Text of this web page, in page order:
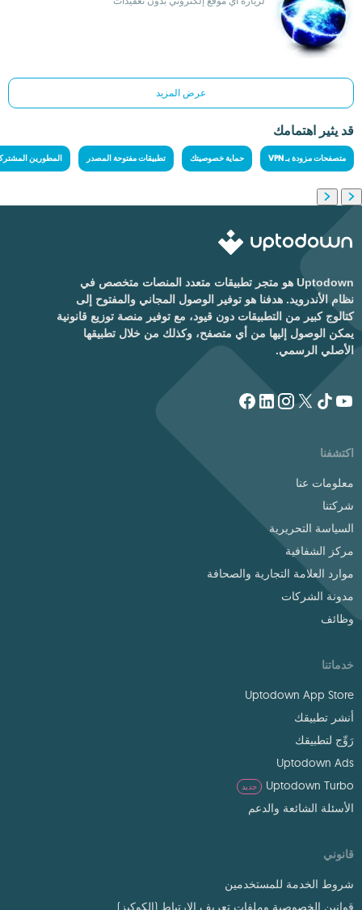
عرض المزيد
قد يثير اهتمامك
متصفحات مزودة بـ VPN حماية خصوصيتك تطبيقات مفتوحة المصدر المطورين
Uptodown هو متجر تطبيقات متعدد المنصات متخصص في
نظام الأندرويد. هدفنا هو توفير الوصول المجاني والمفتوح إلى
كتالوج كبير من التطبيقات دون قيود، مع توفير منصة توزيع قانونية
يمكن الوصول إليها من أي متصفح، وكذلك من خلال تطبيقها
الأصلي الرسمي.
اكتشفنا
معلومات عنا
شركتنا
السياسة التحريرية
مركز الشفافية
موارد العلامة التجارية والصحافة
مدونة الشركات
وظائف
خدماتنا
Uptodown App Store
أنشر تطبيقك
رَوِّج لتطبيقك
Uptodown Ads
Uptodown Turbo
جديد
الأسئلة الشائعة والدعم
قانوني
شروط الخدمة للمستخدمين
قوانين الخصوصية وملفات تعريف الارتباط (الكوكيز)